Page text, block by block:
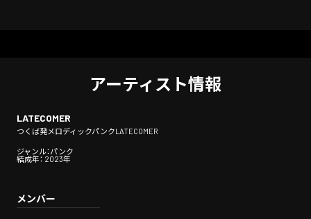
アーティスト情報
LATECOMER
つくば発メロディックパンクLATECOMER
ジャンル：パンク
結成年： 2023年
メンバー